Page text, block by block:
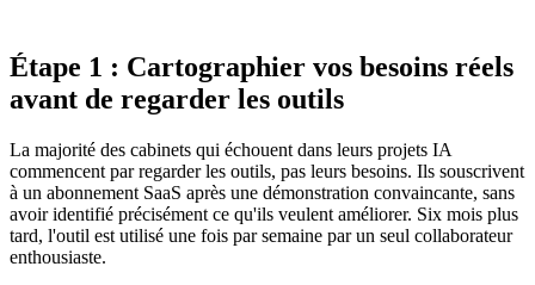
Étape 1 : Cartographier vos besoins réels
avant de regarder les outils
La majorité des cabinets qui échouent dans leurs projets IA
commencent par regarder les outils, pas leurs besoins. Ils souscrivent
à un abonnement SaaS après une démonstration convaincante, sans
avoir identifié précisément ce qu'ils veulent améliorer. Six mois plus
tard, l'outil est utilisé une fois par semaine par un seul collaborateur
enthousiaste.